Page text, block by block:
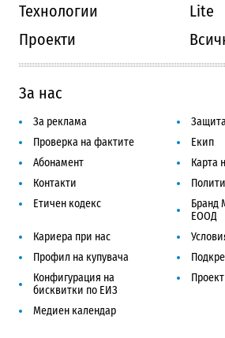
Технологии
Lite
Проекти
За нас
За реклама
Проверка на фактите
Екип
Абонамент
Карта
Контакти
Етичен кодекс
Бранд
ЕООД
Кариера при нас
Профил на купувача
Конфигурация на
бисквитки по ЕИЗ
Медиен календар